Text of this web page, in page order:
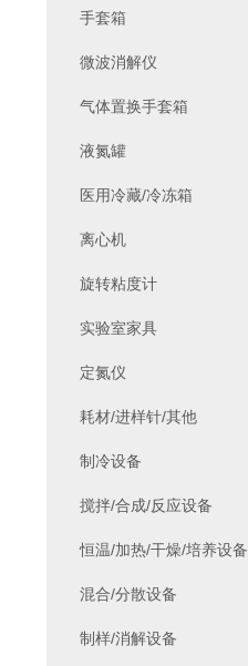
手套箱
微波消解仪
气体置换手套箱
液氮罐
医用冷藏/冷冻箱
离心机
旋转粘度计
实验室家具
定氮仪
耗材/进样针/其他
制冷设备
搅拌/合成/反应设备
恒温/加热/干燥/培养设备
混合/分散设备
制样/消解设备